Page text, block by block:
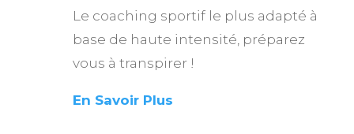
Le coaching sportif le plus adapté à
base de haute intensité, préparez
vous à transpirer !
En Savoir Plus